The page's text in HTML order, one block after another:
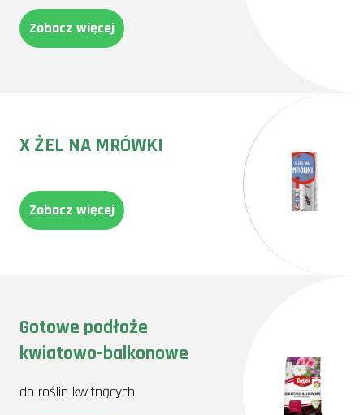
Zobacz więcej
X ŻEL NA MRÓWKI
Zobacz więcej
Gotowe podłoże
kwiatowo-balkonowe
do roślin kwitnących